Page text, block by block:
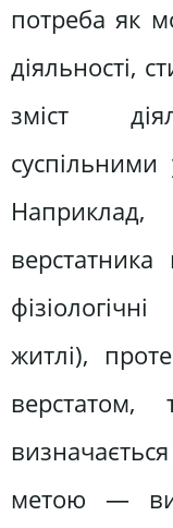
потреба як
діяльності,
зміст
житлі),
верстатом,
метою —